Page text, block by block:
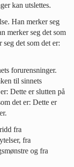
kan utslettes.
Han merker seg
merker seg det som
det som det er:
forurensninger.
til sinnets
Dette er slutten på
det er: Dette er
fra
fra
og fra